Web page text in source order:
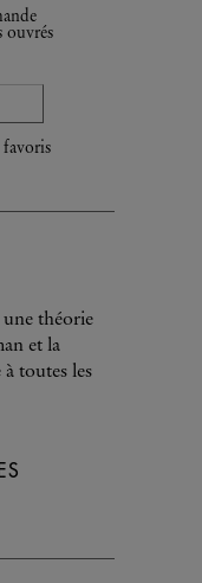
ouvrés
une théorie
et la
toutes les